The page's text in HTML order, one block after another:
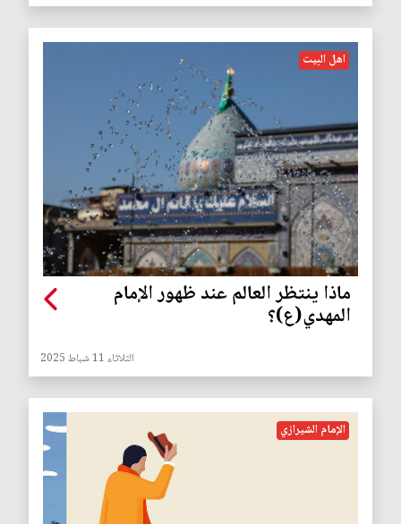
اهل البيت
ماذا ينتظر العالم عند ظهور الإمام
المهدي(ع)؟
الثلاثاء 11 شباط 2025
الإمام الشيرازي